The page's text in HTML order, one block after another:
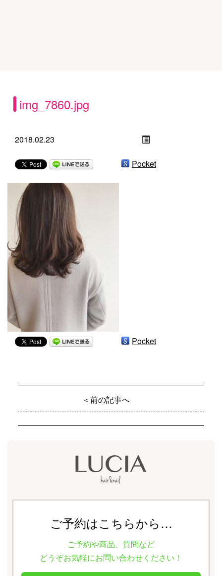
img_7860.jpg
2018.02.23
Pocket
Pocket
＜前の記事へ
ご予約はこちらから…
ご予約や商品、質問など
どうぞお気軽にお問い合わせください！